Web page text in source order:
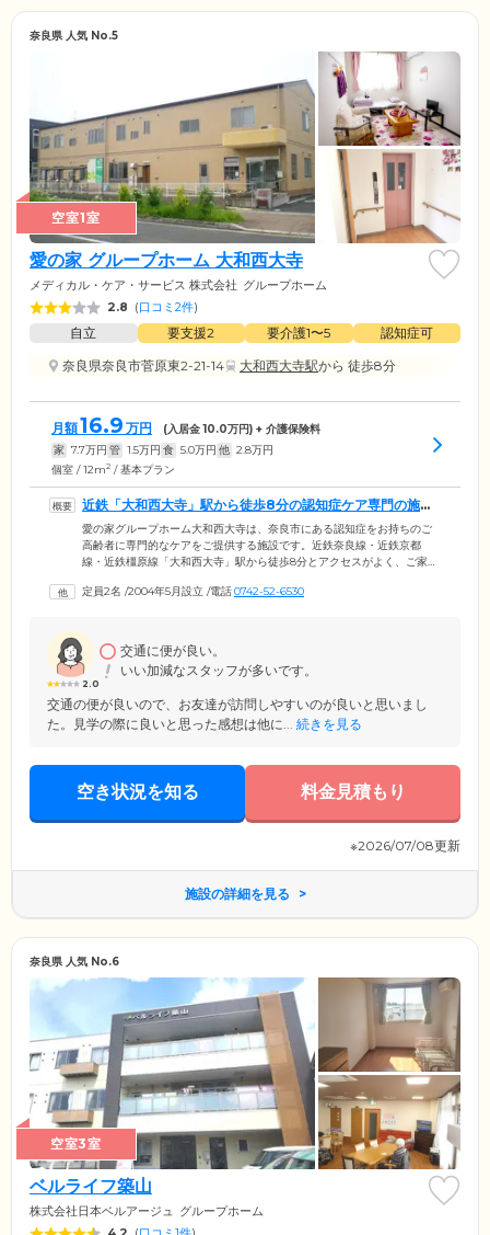
奈良県 人気 No.5
空室1室
愛の家 グループホーム 大和西大寺
メディカル・ケア・サービス 株式会社 グループホーム
2.8 (口コミ2件)
自立 要支援2 要介護1〜5
認知症可
奈良県奈良市菅原東2-21-14
大和西大寺駅から 徒歩8分
月額16.9 万円 (入居金10.0万円) + 介護保険料
家 7.7万円 管 1.5万円 食 5.0万円 他 2.8万円
個室 / 12m2 / 基本プラン
近鉄「大和西大寺」駅から徒歩8分の認知症ケア専門の施設
です
愛の家グループホーム大和西大寺は、奈良市にある認知症をお持ちのご
高齢者に専門的なケアをご提供する施設です。近鉄奈良線・近鉄京都
線・近鉄橿原線「大和西大寺」駅から徒歩8分とアクセスがよく、ご家族
公園など国内外に有名な観光スポットがあります。住み慣れた奈良市で
いただけるのは奈良市に住民票がある方。また医師による認知症の診断
書と介護保険の要支援2以上の認定が必要です。
定員2名 /2004年5月設立 /電話0742-52-6530
2.0
交通に便が良い。
いい加減なスタッフが多いです。
交通の便が良いので、お友達が訪問しやすいのが良いと思いまし
た。見学の際に良いと思った感想は他に... 続きを見る
空き状況を知る 料金見積もり
※2026/07/08更新
施設の詳細を見る
奈良県 人気 No.6
空室3室
ベルライフ築山
株式会社日本ベルアージュ グループホーム